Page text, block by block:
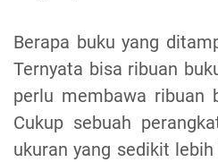
Berapa buku yang
Ternyata bisa ribuan
perlu membawa ribuan
Cukup sebuah
ukuran yang sedikit